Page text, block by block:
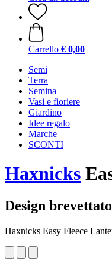
Carrello € 0,00
Semi
Terra
Semina
Vasi e fioriere
Giardino
Idee regalo
Marche
SCONTI
Haxnicks
Design
Haxnicks Easy Fleece